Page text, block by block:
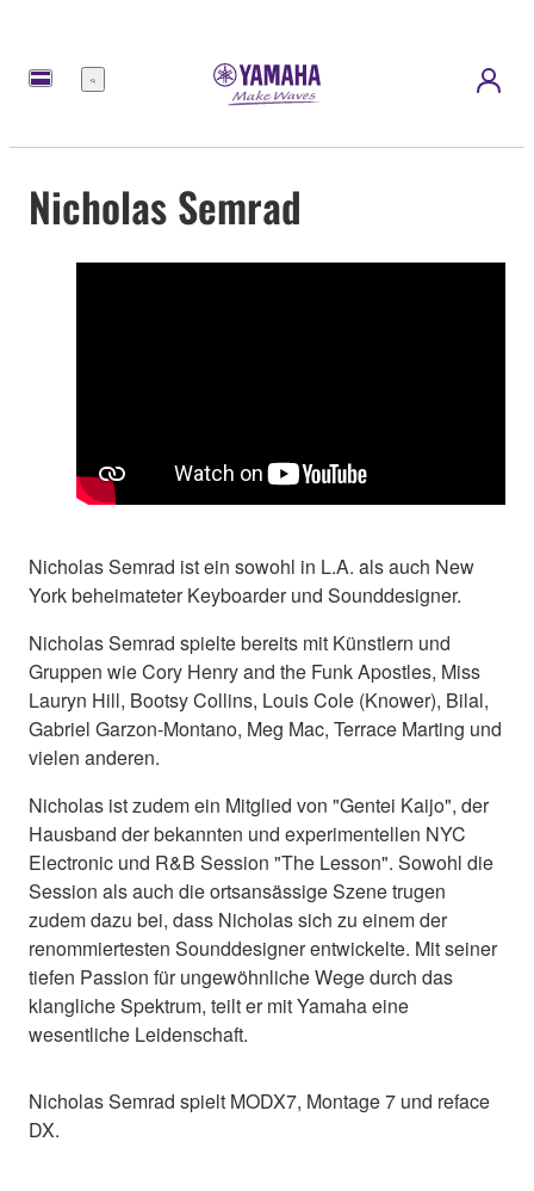
Menü
Nicholas Semrad
Nicholas Semrad ist ein sowohl in L.A. als auch New
York beheimateter Keyboarder und Sounddesigner.
Nicholas Semrad spielte bereits mit Künstlern und
Gruppen wie Cory Henry and the Funk Apostles, Miss
Lauryn Hill, Bootsy Collins, Louis Cole (Knower), Bilal,
Gabriel Garzon-Montano, Meg Mac, Terrace Marting und
vielen anderen.
Nicholas ist zudem ein Mitglied von "Gentei Kaijo", der
Hausband der bekannten und experimentellen NYC
Electronic und R&B Session "The Lesson". Sowohl die
Session als auch die ortsansässige Szene trugen
zudem dazu bei, dass Nicholas sich zu einem der
renommiertesten Sounddesigner entwickelte. Mit seiner
tiefen Passion für ungewöhnliche Wege durch das
klangliche Spektrum, teilt er mit Yamaha eine
wesentliche Leidenschaft.
Nicholas Semrad spielt MODX7, Montage 7 und reface
DX.